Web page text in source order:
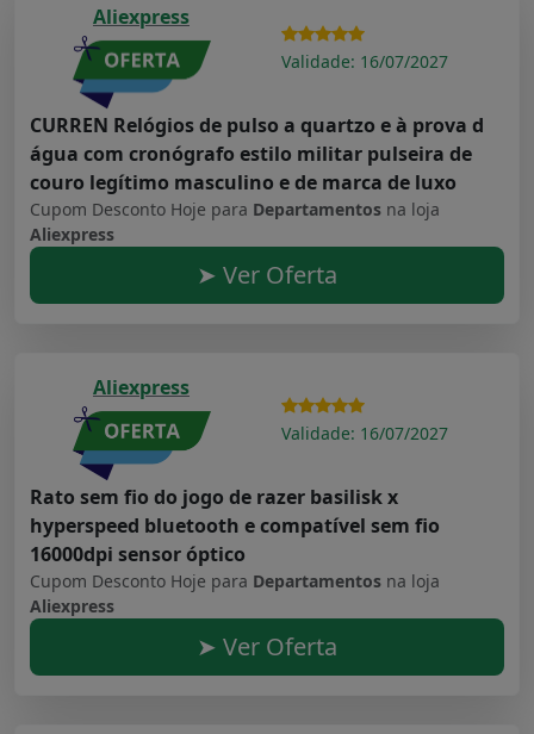
Aliexpress
Validade: 16/07/2027
CURREN Relógios de pulso a quartzo e à prova d
água com cronógrafo estilo militar pulseira de
couro legítimo masculino e de marca de luxo
Cupom Desconto Hoje para Departamentos na loja
Aliexpress
➤ Ver Oferta
Aliexpress
Validade: 16/07/2027
Rato sem fio do jogo de razer basilisk x
hyperspeed bluetooth e compatível sem fio
16000dpi sensor óptico
Cupom Desconto Hoje para Departamentos na loja
Aliexpress
➤ Ver Oferta